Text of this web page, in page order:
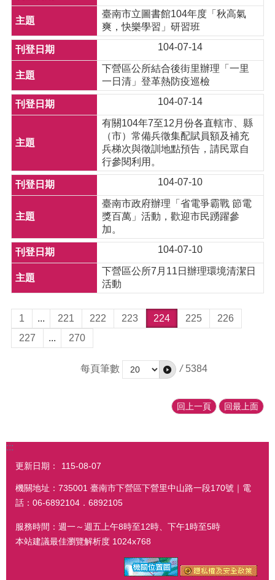
臺南市立圖書館104年度「秋高氣
爽，快樂學習」研習班
104-07-14
下營區公所結合後街里辦理「一里
一日清」登革熱防疫巡檢
104-07-14
有關104年7至12月份各直轄市、縣
（市）常備兵徵集配賦員額及補充
兵梯次與徵訓地點預告，請民眾自
行參閱利用。
104-07-10
臺南市政府辦理「省電爭霸戰 節電
獎百萬」活動，歡迎市民踴躍參
加。
104-07-10
下營區公所7月11日辦理環境清潔日
活動
1 ... 221 222 223 224 225
226
227
... 270
每頁筆數 / 5384
回上一頁 回最上面
:::
更新日期： 115-08-07
機關地址：735001 臺南市下營區下營里中山路一段170號｜電
話：06-6892104．6892105
服務時間：週一～週五上午8時至12時、下午1時至5時
本站建議最佳瀏覽解析度 1024x768